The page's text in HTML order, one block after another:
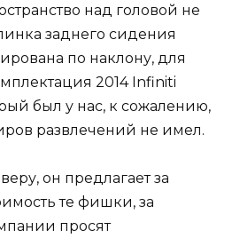
над головой не
заднего сидения
по наклону, для
2014 Infiniti
был у нас, к сожалению,
развлечений не имел.
он предлагает за
те фишки, за
просят